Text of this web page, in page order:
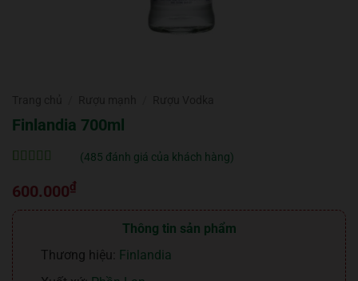
Finlandia 700ml
trênđánh
giá
(485 đánh giá của khách hàng)
600.000₫
Thông tin sản phẩm
Thương hiệu: Finlandia